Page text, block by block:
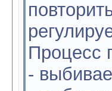
Процесс
-